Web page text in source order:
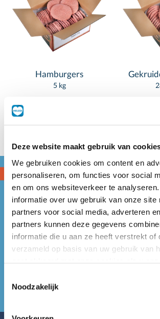
Deze website maakt gebruik van
We gebruiken cookies om content en
personaliseren, om functies voor social
en om ons websiteverkeer te
informatie over uw gebruik van onze site
partners voor social media, adverteren
partners kunnen deze gegevens
informatie die u aan ze heeft verstrekt of
verzameld op basis van uw gebruik van
Noodzakelijk
Hamburgers
5 kg